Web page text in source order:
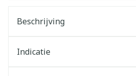
Beschrijving
Indicatie